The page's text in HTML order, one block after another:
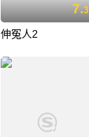
7.3
伸冤人2